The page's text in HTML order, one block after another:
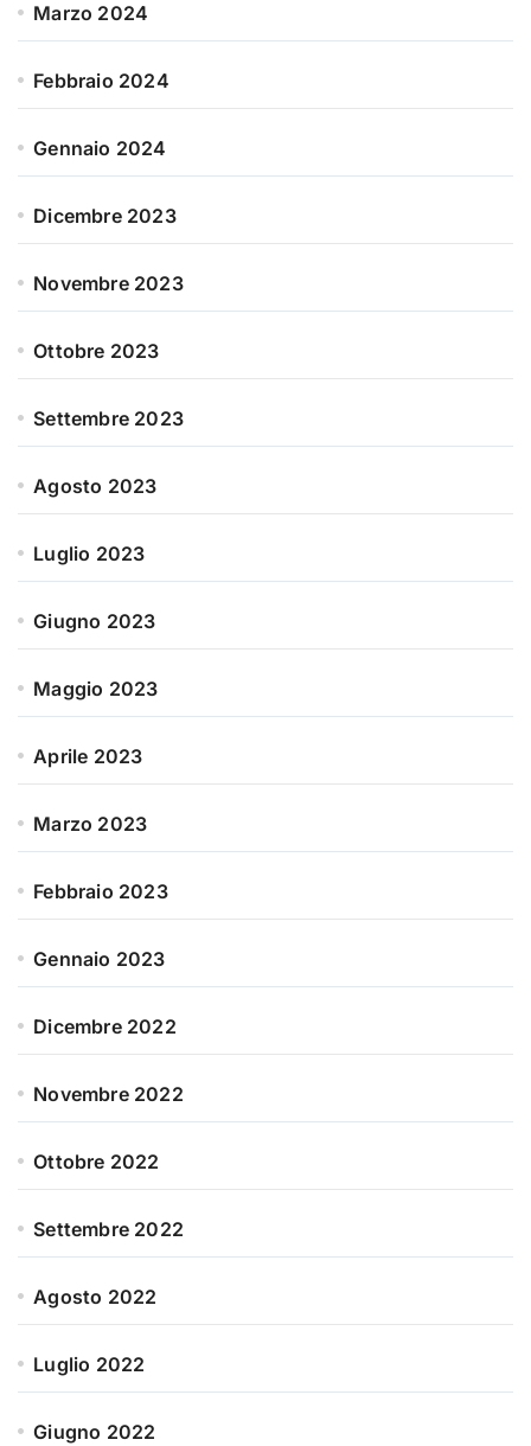
Marzo 2024
Febbraio 2024
Gennaio 2024
Dicembre 2023
Novembre 2023
Ottobre 2023
Settembre 2023
Agosto 2023
Luglio 2023
Giugno 2023
Maggio 2023
Aprile 2023
Marzo 2023
Febbraio 2023
Gennaio 2023
Dicembre 2022
Novembre 2022
Ottobre 2022
Settembre 2022
Agosto 2022
Luglio 2022
Giugno 2022